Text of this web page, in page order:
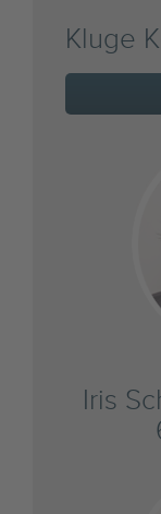
Kluge
Iris